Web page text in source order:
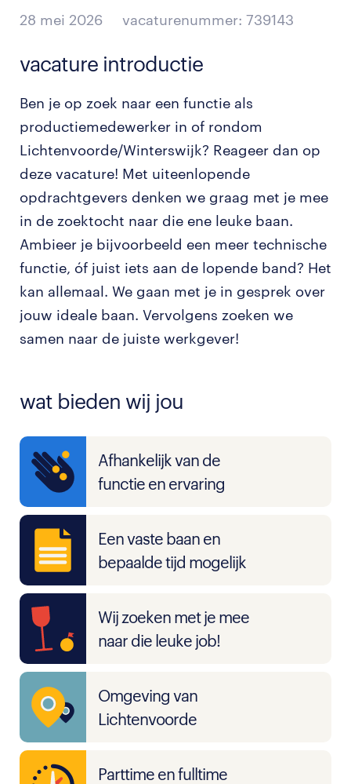
28 mei 2026 vacaturenummer: 739143
vacature introductie
Ben je op zoek naar een functie als
productiemedewerker in of rondom
Lichtenvoorde/Winterswijk? Reageer dan op
deze vacature! Met uiteenlopende
opdrachtgevers denken we graag met je mee
in de zoektocht naar die ene leuke baan.
Ambieer je bijvoorbeeld een meer technische
functie, óf juist iets aan de lopende band? Het
kan allemaal. We gaan met je in gesprek over
jouw ideale baan. Vervolgens zoeken we
samen naar de juiste werkgever!
wat bieden wij jou
Afhankelijk van de
functie en ervaring
Een vaste baan en
bepaalde tijd mogelijk
Wij zoeken met je mee
naar die leuke job!
Omgeving van
Lichtenvoorde
Parttime en fulltime